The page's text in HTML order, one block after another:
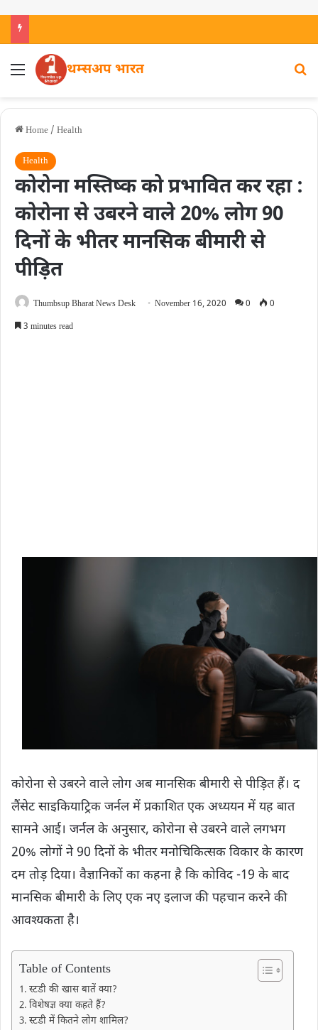
थम्सअप भारत
Home / Health
Health
कोरोना मस्तिष्क को प्रभावित कर रहा :
कोरोना से उबरने वाले 20% लोग 90
दिनों के भीतर मानसिक बीमारी से
पीड़ित
Thumbsup Bharat News Desk November 16, 2020 0
0
3 minutes read
कोरोना से उबरने वाले लोग अब मानसिक बीमारी से पीड़ित हैं। द
लैंसेट साइकियाट्रिक जर्नल में प्रकाशित एक अध्ययन में यह बात
सामने आई। जर्नलके अनुसार, कोरोना से उबरने वाले लगभग
20% लोगों ने 90 दिनों के भीतर मनोचिकित्सक विकार के कारण
दम तोड़ दिया। वैज्ञानिकों का कहना है कि कोविद -19 के बाद
मानसिक बीमारी के लिए एक नए इलाज की पहचान करने की
आवश्यकता है।
Table of Contents
स्टडी की खास बातें क्या?
विशेषज्ञ क्या कहते हैं?
स्टडी में कितने लोग शामिल?